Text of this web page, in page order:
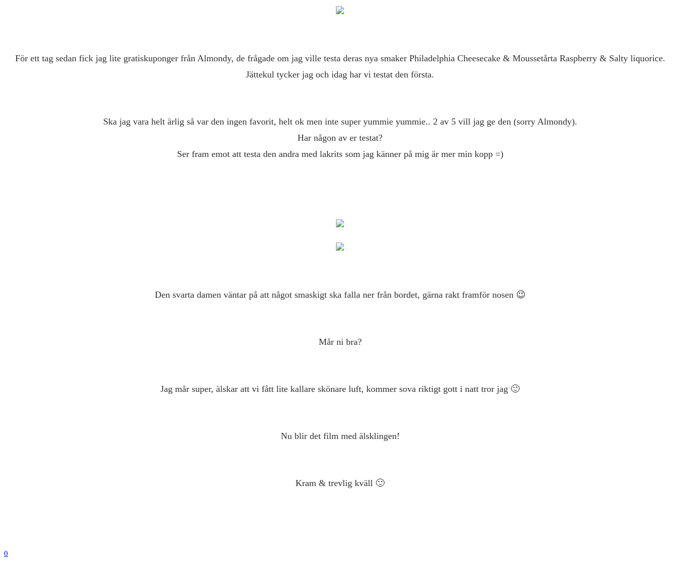
För ett tag sedan fick jag lite gratiskuponger från Almondy, de frågade om jag ville testa deras nya smaker Philadelphia Cheesecake & Moussetårta Raspberry & Salty liquorice.
Jättekul tycker jag och idag har vi testat den första.
Ska jag vara helt ärlig så var den ingen favorit, helt ok men inte super yummie yummie.. 2 av 5 vill jag ge den (sorry Almondy).
Har någon av er testat?
Ser fram emot att testa den andra med lakrits som jag känner på mig är mer min kopp =)
Den svarta damen väntar på att något smaskigt ska falla ner från bordet, gärna rakt framför nosen 😉
Mår ni bra?
Jag mår super, älskar att vi fått lite kallare skönare luft, kommer sova riktigt gott i natt tror jag 🙂
Nu blir det film med älsklingen!
Kram & trevlig kväll 🙂
0